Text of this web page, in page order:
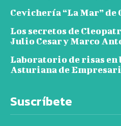
Cevichería “La Mar” de
Los secretos de
Julio Cesar y Marco
Laboratorio de risas en
Asturiana de
Suscríbete